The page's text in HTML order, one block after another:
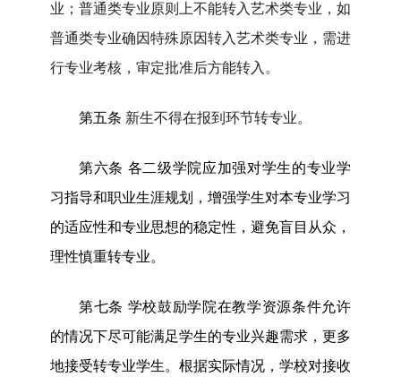
业；普通类专业原则上不能转入艺术类专业，如
普通类专业确因特殊原因转入艺术类专业，需进
行专业考核，审定批准后方能转入。
第五条 新生不得在报到环节转专业。
第六条 各二级学院应加强对学生的专业学
习指导和职业生涯规划，增强学生对本专业学习
的适应性和专业思想的稳定性，避免盲目从众，
理性慎重转专业。
第七条 学校鼓励学院在教学资源条件允许
的情况下尽可能满足学生的专业兴趣需求 ，更多
地接受转专业学生。根据实际情况， 学校对接收